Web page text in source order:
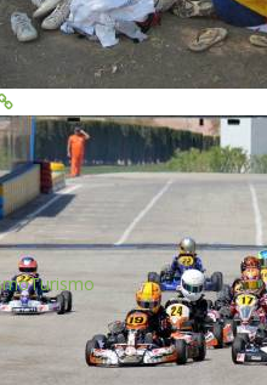
Turismo